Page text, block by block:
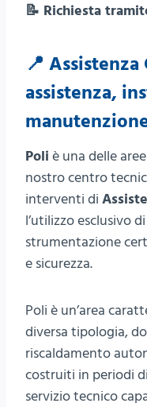
📝 Richiesta
📍
assistenza,
Poli è una delle
nostro centro
interventi di
l’utilizzo esclusivo
strumentazione
e sicurezza.
Poli è un’area
diversa tipologia,
riscaldamento
costruiti in periodi
servizio tecnico